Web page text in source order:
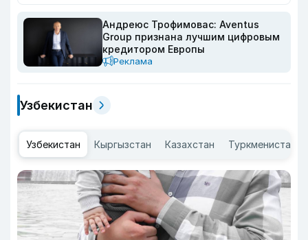
Андреюс Трофимовас: Aventus
Group признана лучшим цифровым
кредитором Европы
Реклама
Узбекистан
Узбекистан Кыргызстан Казахстан Туркменистан